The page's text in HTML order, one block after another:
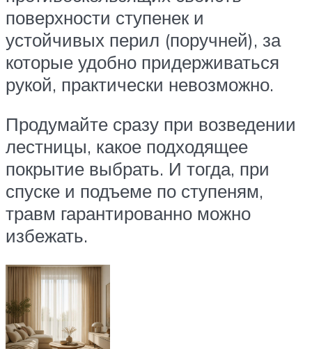
поверхности ступенек и
устойчивых перил (поручней), за
которые удобно придерживаться
рукой, практически невозможно.
Продумайте сразу при возведении
лестницы, какое подходящее
покрытие выбрать. И тогда, при
спуске и подъеме по ступеням,
травм гарантированно можно
избежать.